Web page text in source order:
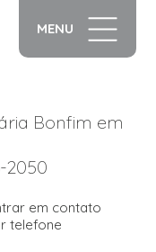
MENU
Bonfim em
2050
em contato
telefone